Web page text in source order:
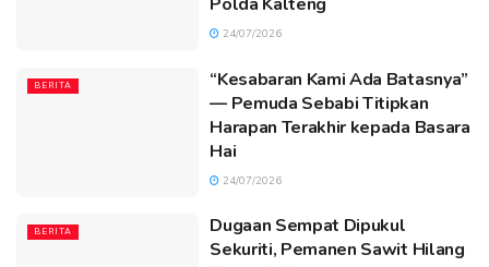
24/07/2026
BERITA
“Kesabaran Kami Ada Batasnya”
— Pemuda Sebabi Titipkan
Harapan Terakhir kepada Basara
Hai
24/07/2026
BERITA
Dugaan Sempat Dipukul
Sekuriti, Pemanen Sawit Hilang